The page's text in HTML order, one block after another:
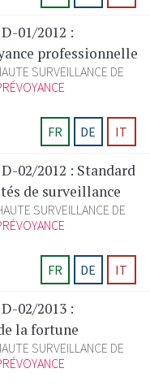
01/2012 :
professionnelle
SURVEILLANCE DE
FR
DE IT
02/2012 : Standard
de surveillance
SURVEILLANCE DE
FR
DE IT
02/2013 :
la fortune
SURVEILLANCE DE